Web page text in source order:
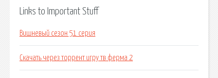
Links to Important Stuff
Вишневый сезон 51 серия
Скачать через торрент игру тв ферма 2